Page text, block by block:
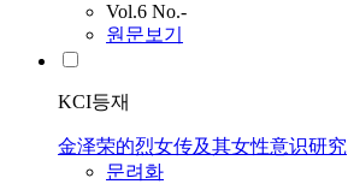
Vol.6 No.-
원문보기
KCI등재
金泽荣的烈女传及其女性意识研究
문려화